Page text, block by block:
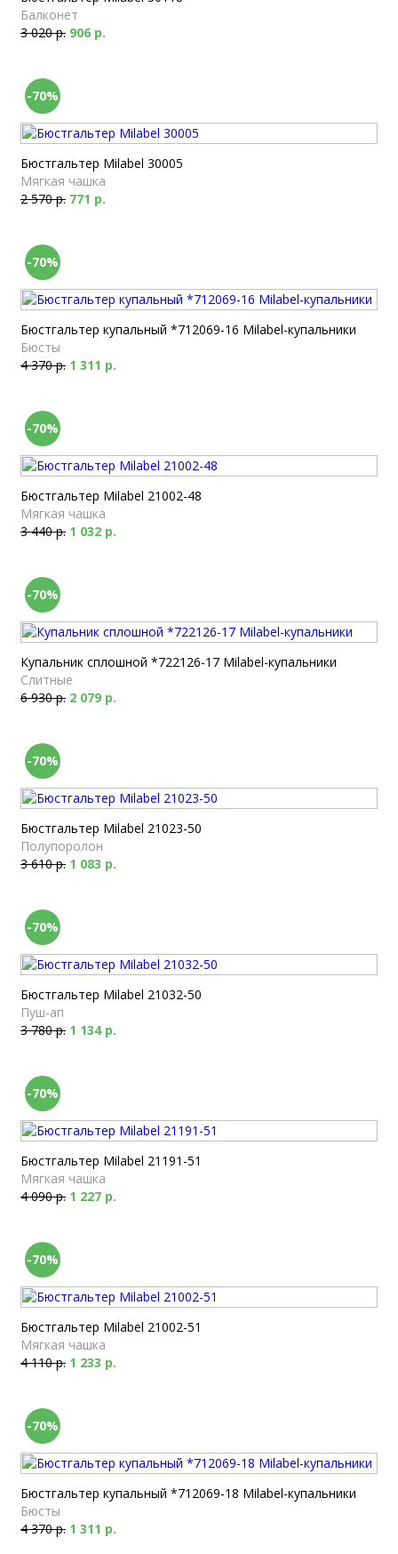
Балконет
3 020 р. 906 р.
-70%
Бюстгальтер Milabel 30005
Мягкая чашка
2 570 р. 771 р.
-70%
Бюстгальтер купальный *712069-16 Milabel-купальники
Бюсты
4 370 р. 1 311 р.
-70%
Бюстгальтер Milabel 21002-48
Мягкая чашка
3 440 р. 1 032 р.
-70%
Купальник сплошной *722126-17 Milabel-купальники
Слитные
6 930 р. 2 079 р.
-70%
Бюстгальтер Milabel 21023-50
Полупоролон
3 610 р. 1 083 р.
-70%
Бюстгальтер Milabel 21032-50
Пуш-ап
3 780 р. 1 134 р.
-70%
Бюстгальтер Milabel 21191-51
Мягкая чашка
4 090 р. 1 227 р.
-70%
Бюстгальтер Milabel 21002-51
Мягкая чашка
4 110 р. 1 233 р.
-70%
Бюстгальтер купальный *712069-18 Milabel-купальники
Бюсты
4 370 р. 1 311 р.